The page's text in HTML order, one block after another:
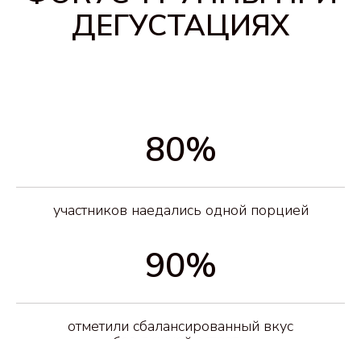
80%
участников наедались одной порцией
90%
отметили сбалансированный вкус